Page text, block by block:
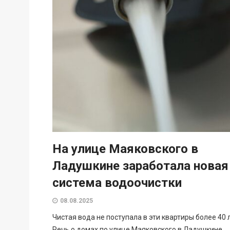
На улице Маяковского в
Ладушкине заработала новая
система водоочистки
08.08.2025
Чистая вода не поступала в эти квартиры более 40